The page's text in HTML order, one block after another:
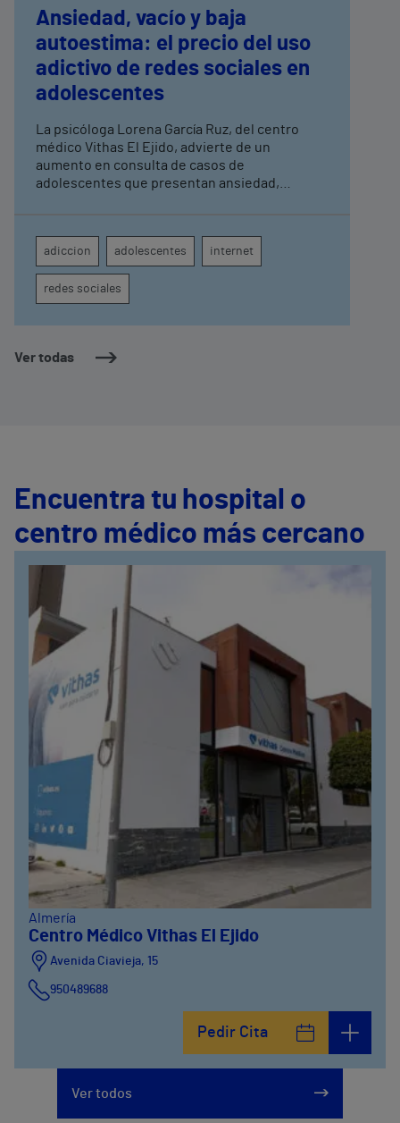
Ver todas
Ansiedad, vacío y baja
autoestima: el precio del uso
adictivo de redes sociales en
adolescentes
La psicóloga Lorena García Ruz, del centro
médico Vithas El Ejido, advierte de un
aumento en consulta de casos de
adolescentes que presentan ansiedad,
saludable con el móvil. “El problema no es el
tiempo que los adolescentes pasan frente al
móvil, sino la relación emocional que
establecen con él”, así lo afirma la especialista.
adiccion adolescentes internet
redes sociales
Encuentra tu hospital o
centro médico más cercano
Almería
Centro Médico Vithas El Ejido
Avenida Ciavieja, 15
950489688
Pedir Cita
Ver todos